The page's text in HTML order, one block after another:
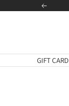
הבא
GIFT CARD